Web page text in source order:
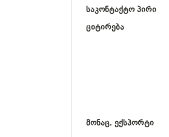
საკონტაქტო პირი
ციტირება
მონაც. ექსპორტი